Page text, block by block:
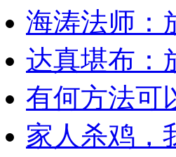
海涛法师：
达真堪布：
有何方法可
家人杀鸡，